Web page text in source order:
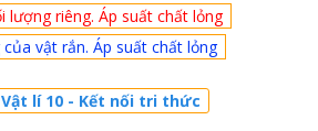
lượng riêng. Áp suất chất lỏng
vật rắn. Áp suất chất lỏng
Vật lí 10 - Kết nối tri thức